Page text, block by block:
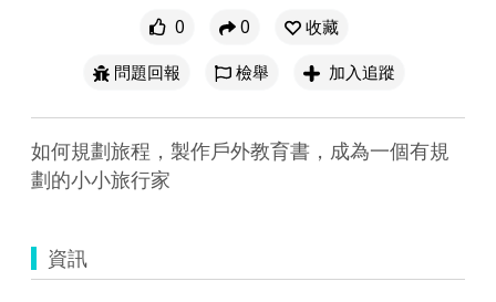
0 0
收藏
問題回報
檢舉 加入追蹤
如何規劃旅程，製作戶外教育書，成為一個有規
劃的小小旅行家
資訊